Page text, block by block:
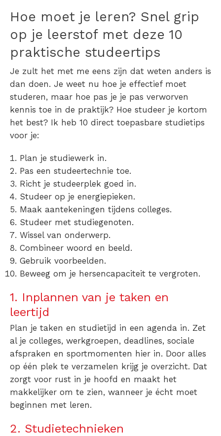
Hoe moet je leren? Snel grip
op je leerstof met deze 10
praktische studeertips
Je zult het met me eens zijn dat weten anders is
dan doen. Je weet nu hoe je effectief moet
studeren, maar hoe pas je je pas verworven
kennis toe in de praktijk? Hoe studeer je kortom
het best? Ik heb 10 direct toepasbare studietips
voor je:
Plan je studiewerk in.
Pas een studeertechnie toe.
Richt je studeerplek goed in.
Studeer op je energiepieken.
Maak aantekeningen tijdens colleges.
Studeer met studiegenoten.
Wissel van onderwerp.
Combineer woord en beeld.
Gebruik voorbeelden.
Beweeg om je hersencapaciteit te vergroten.
1. Inplannen van je taken en
leertijd
Plan je taken en studietijd in een agenda in. Zet
al je colleges, werkgroepen, deadlines, sociale
afspraken en sportmomenten hier in. Door alles
op één plek te verzamelen krijg je overzicht. Dat
zorgt voor rust in je hoofd en maakt het
makkelijker om te zien, wanneer je écht moet
beginnen met leren.
2. Studietechnieken